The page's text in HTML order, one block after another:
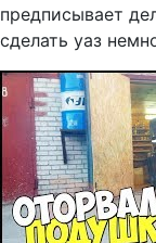
предписывает
сделать уаз